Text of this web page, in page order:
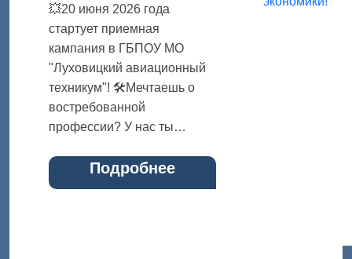
💥20 июня 2026 года
стартует приемная
кампания в ГБПОУ МО
"Луховицкий авиационный
техникум"! 🛠Мечтаешь о
востребованной
профессии? У нас ты…
Подробнее